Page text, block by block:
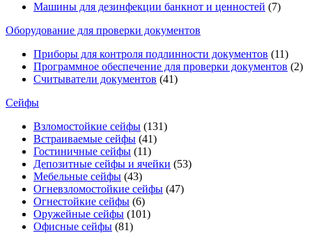
Машины для дезинфекции банкнот и ценностей (7)
Оборудование для проверки документов
Приборы для контроля подлинности документов (11)
Программное обеспечение для проверки документов (2)
Считыватели документов (41)
Сейфы
Взломостойкие сейфы (131)
Встраиваемые сейфы (41)
Гостиничные сейфы (11)
Депозитные сейфы и ячейки (53)
Мебельные сейфы (43)
Огневзломостойкие сейфы (47)
Огнестойкие сейфы (6)
Оружейные сейфы (101)
Офисные сейфы (81)